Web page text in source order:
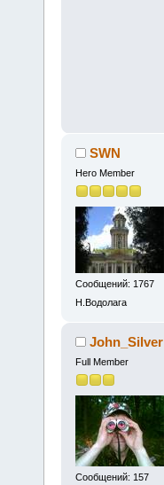
SWN
Hero Member
Сообщений: 1767
Н.Водолага
John_Silver
Full Member
Сообщений: 157